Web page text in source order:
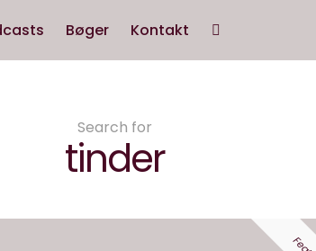
Bøger Kontakt
Search for
tinder